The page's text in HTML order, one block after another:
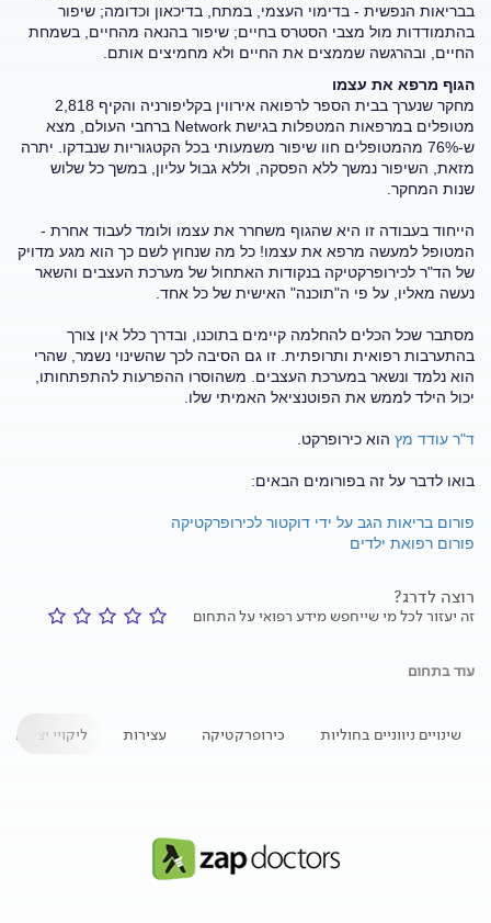
בבריאות הנפשית - בדימוי העצמי, במתח, בדיכאון וכדומה; שיפור
בהתמודדות מול מצבי הסטרס בחיים; שיפור בהנאה מהחיים, בשמחת
החיים, ובהרגשה שממצים את החיים ולא מחמיצים אותם.
הגוף מרפא את עצמו
מחקר שנערך בבית הספר לרפואה אירווין בקליפורניה והקיף 2,818
מטופלים במרפאות המטפלות בגישת Network ברחבי העולם, מצא
ש-76% מהמטופלים חוו שיפור משמעותי בכל הקטגוריות שנבדקו. יתרה
מזאת, השיפור נמשך ללא הפסקה, וללא גבול עליון, במשך כל שלוש
שנות המחקר.
הייחוד בעבודה זו היא שהגוף משחרר את עצמו ולומד לעבוד אחרת -
המטופל למעשה מרפא את עצמו! כל מה שנחוץ לשם כך הוא מגע מדויק
של הד"ר לכירופרקטיקה בנקודות האתחול של מערכת העצבים והשאר
נעשה מאליו, על פי ה"תוכנה" האישית של כל אחד.
מסתבר שכל הכלים להחלמה קיימים בתוכנו, ובדרך כלל אין צורך
בהתערבות רפואית ותרופתית. זו גם הסיבה לכך שהשינוי נשמר, שהרי
הוא נלמד ונשאר במערכת העצבים. משהוסרו ההפרעות להתפתחותו,
יכול הילד לממש את הפוטנציאל האמיתי שלו.
ד"ר עודד מץ הוא כירופרקט.
בואו לדבר על זה בפורומים הבאים:
פורום בריאות הגב על ידי דוקטור לכירופרקטיקה
פורום רפואת ילדים
רוצה לדרג?
זה יעזור לכל מי שייחפש מידע רפואי על התחום
עוד בתחום
שינויים ניווניים בחוליות כירופרקטיקה עצירות ליקויי יציבה